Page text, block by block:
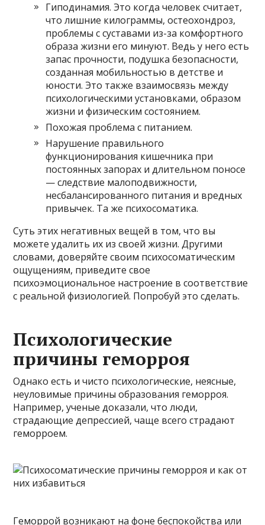
Гиподинамия. Это когда человек считает,
что лишние килограммы, остеохондроз,
проблемы с суставами из-за комфортного
образа жизни его минуют. Ведь у него есть
запас прочности, подушка безопасности,
созданная мобильностью в детстве и
юности. Это также взаимосвязь между
психологическими установками, образом
жизни и физическим состоянием.
Похожая проблема с питанием.
Нарушение правильного
функционирования кишечника при
постоянных запорах и длительном поносе
— следствие малоподвижности,
несбалансированного питания и вредных
привычек. Та же психосоматика.
Суть этих негативных вещей в том, что вы
можете удалить их из своей жизни. Другими
словами, доверяйте своим психосоматическим
ощущениям, приведите свое
психоэмоциональное настроение в соответствие
с реальной физиологией. Попробуй это сделать.
Психологические
причины геморроя
Однако есть и чисто психологические, неясные,
неуловимые причины образования геморроя.
Например, ученые доказали, что люди,
страдающие депрессией, чаще всего страдают
геморроем.
Геморрой возникают на фоне беспокойства или